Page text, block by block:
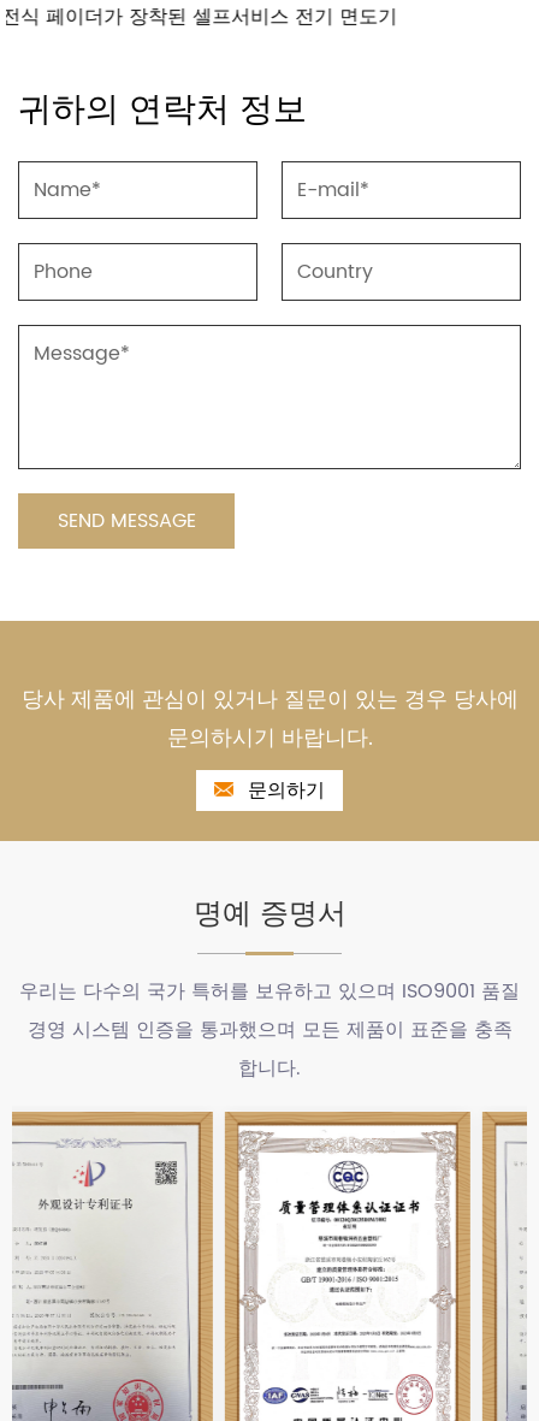
스 전기 면도기 다기능 충전식 전기 이발
귀하의 연락처 정보
당사 제품에 관심이 있거나 질문이 있는 경우 당사에
문의하시기 바랍니다.
문의하기
명예 증명서
우리는 다수의 국가 특허를 보유하고 있으며 ISO9001 품질
경영 시스템 인증을 통과했으며 모든 제품이 표준을 충족
합니다.